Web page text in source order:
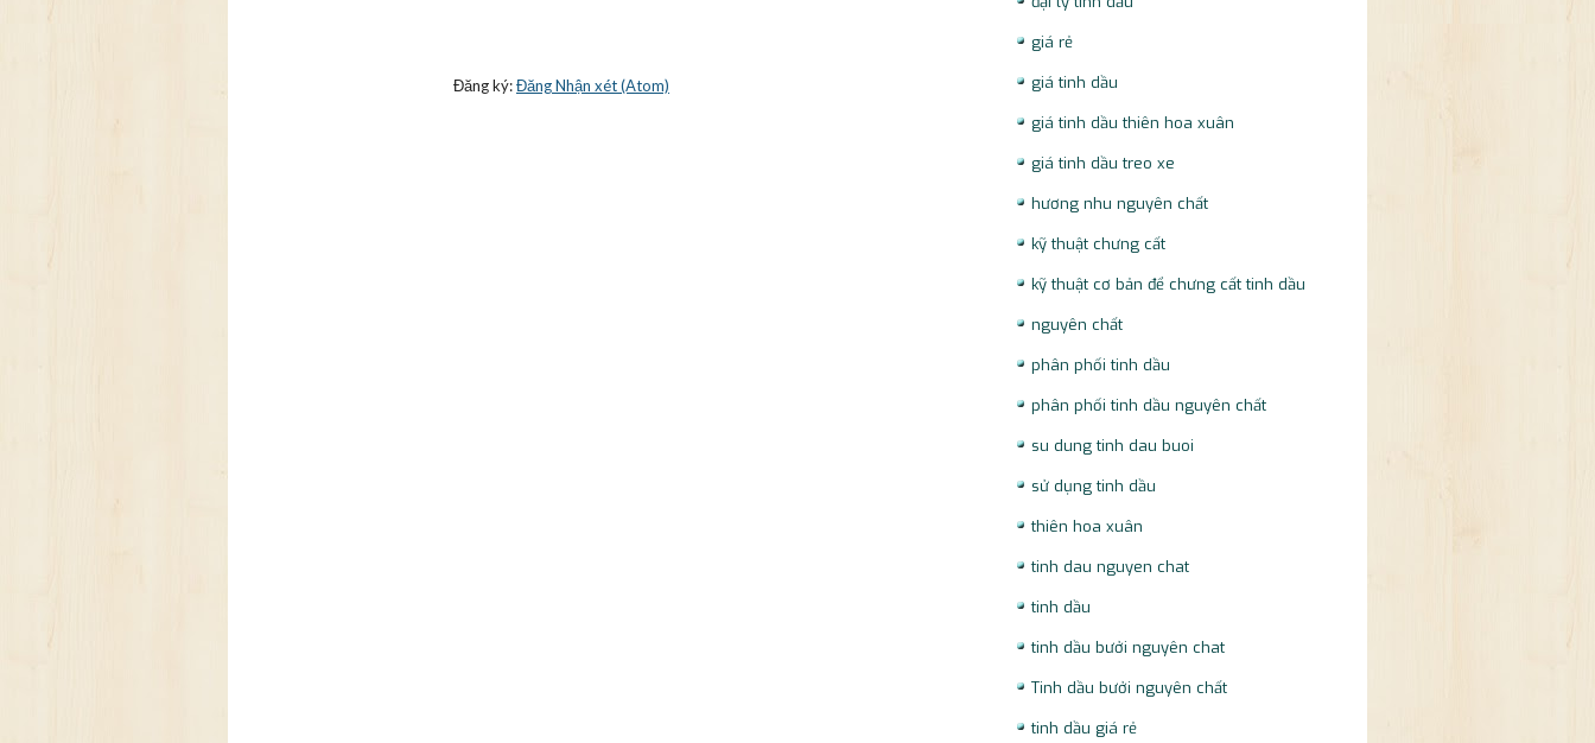
Đăng ký:Đăng Nhận xét (Atom)
giá rẻ
giá tinh dầu
giá tinh dầu thiên hoa xuân
giá tinh dầu treo xe
hương nhu nguyên chất
kỹ thuật chưng cất
kỹ thuật cơ bản để chưng cất tinh dầu
nguyên chất
phân phối tinh dầu
phân phối tinh dầu nguyên chất
su dung tinh dau buoi
sử dụng tinh dầu
thiên hoa xuân
tinh dau nguyen chat
tinh dầu
tinh dầu bưởi nguyên chat
Tinh dầu bưởi nguyên chất
tinh dầu giá rẻ